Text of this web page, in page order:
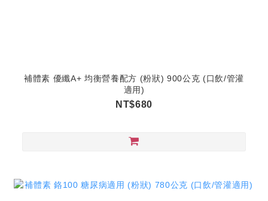
補體素 優纖A+ 均衡營養配方 (粉狀) 900公克 (口飲/管灌
適用)
NT$680